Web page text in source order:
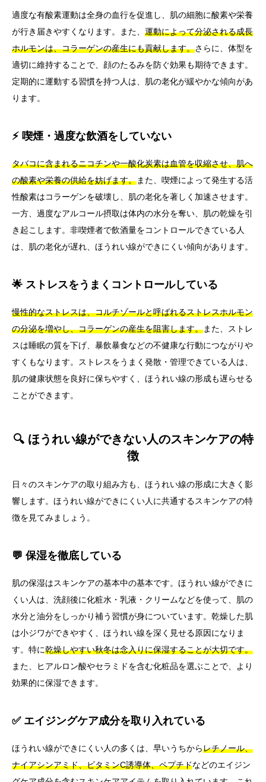
適度な有酸素運動は全身の血行を促進し、肌の細胞に酸素や栄養
が行き届きやすくなります。また、 運動によって分泌される成長
ホルモンは、コラーゲンの産生にも貢献します。さらに、体型を
適切に維持することで、顔のたるみを防ぐ効果も期待できます。
定期的に運動する習慣を持つ人は、肌の老化が緩やかな傾向があ
ります。
⚡ 喫煙・過度な飲酒をしていない
タバコに含まれるニコチンや一酸化炭素は血管を収縮させ、肌へ
の酸素や栄養の供給を妨げます。また、喫煙によって発生する活
性酸素はコラーゲンを破壊し、肌の老化を著しく加速させます。
一方、過度なアルコール摂取は体内の水分を奪い、肌の乾燥を引
き起こします。非喫煙者で飲酒量をコントロールできている人
は、肌の老化が遅れ、ほうれい線ができにくい傾向があります。
🌟 ストレスをうまくコントロールしている
慢性的なストレスは、コルチゾールと呼ばれるストレスホルモン
の分泌を増やし、コラーゲンの産生を阻害します。また、ストレ
スは睡眠の質を下げ、暴飲暴食などの不健康な行動につながりや
すくもなります。ストレスをうまく発散・管理できている人は、
肌の健康状態を良好に保ちやすく、ほうれい線の形成も遅らせる
ことができます。
🔍 ほうれい線ができない人のスキンケアの特
徴
日々のスキンケアの取り組み方も、ほうれい線の形成に大きく影
響します。ほうれい線ができにくい人に共通するスキンケアの特
徴を見てみましょう。
💬 保湿を徹底している
肌の保湿はスキンケアの基本中の基本です。ほうれい線ができに
くい人は、洗顔後に化粧水・乳液・クリームなどを使って、肌の
水分と油分をしっかり補う習慣が身についています。乾燥した肌
は小ジワができやすく、ほうれい線を深く見せる原因になりま
す。特に乾燥しやすい秋冬は念入りに保湿することが大切です。
また、ヒアルロン酸やセラミドを含む化粧品を選ぶことで、より
効果的に保湿できます。
✅ エイジングケア成分を取り入れている
ほうれい線ができにくい人の多くは、早いうちからレチノール、
ナイアシンアミド、ビタミンC誘導体、ペプチドなどのエイジン